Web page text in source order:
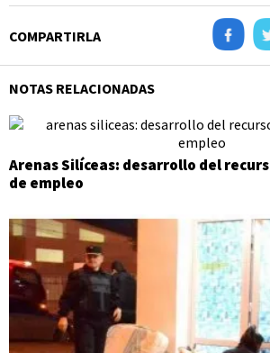
COMPARTIRLA
NOTAS RELACIONADAS
Arenas Silíceas: desarrollo del
de empleo